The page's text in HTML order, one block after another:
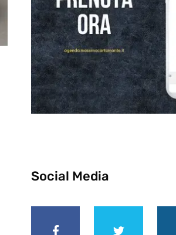
Social Media